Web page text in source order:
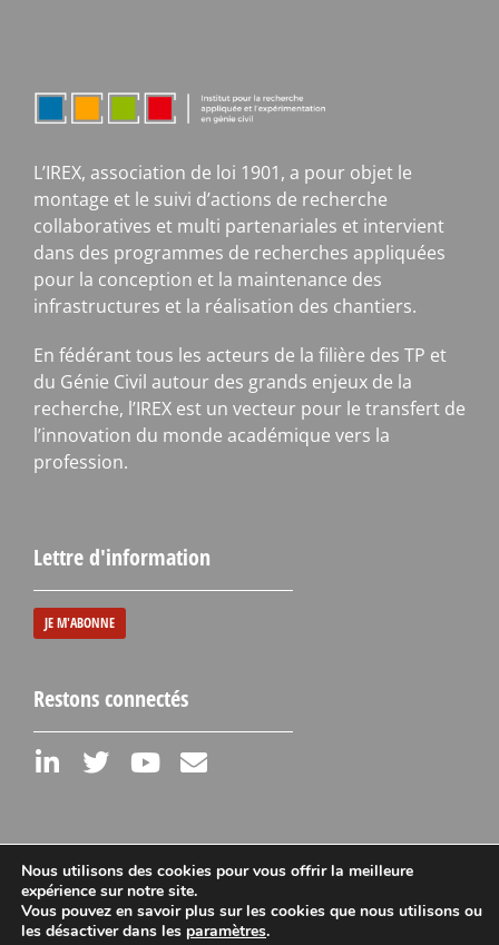
L’IREX, association de loi 1901, a pour objet le
montage et le suivi d’actions de recherche
collaboratives et multi partenariales et intervient
dans des programmes de recherches appliquées
pour la conception et la maintenance des
infrastructures et la réalisation des chantiers.
En fédérant tous les acteurs de la filière des TP et
du Génie Civil autour des grands enjeux de la
recherche, l’IREX est un vecteur pour le transfert de
l’innovation du monde académique vers la
profession.
Lettre d'information
JE M'ABONNE
Restons connectés
Mentions légales
Nous utilisons des cookies pour vous offrir la meilleure
expérience sur notre site.
Vous pouvez en savoir plus sur les cookies que nous utilisons ou
les désactiver dans les paramètres.